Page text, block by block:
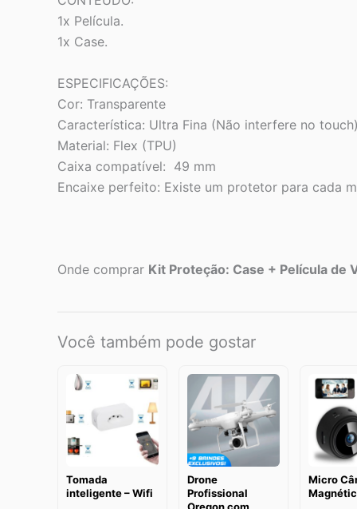
1x Película.
1x Case.
ESPECIFICAÇÕES:
Cor: Transparente
Característica: Ultra Fina (Não interfere no
Material: Flex (TPU)
Caixa compatível: 49 mm
Encaixe perfeito: Existe um protetor para cada
Onde comprar Kit Proteção: Case + Película de
Você também pode gostar
Tomada
inteligente – Wifi
Drone
Profissional
Oregon com
Micro